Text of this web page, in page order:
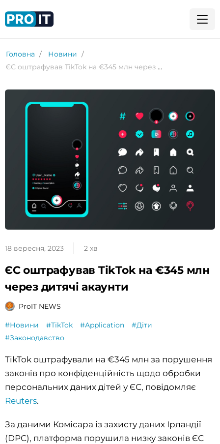
Головна
Новини
ЄС оштрафував TikTok на €345 млн через дитячі акаунти
18 вересня, 2023 2 хв
ЄС оштрафував TikTok на €345 млн
через дитячі акаунти
ProIT NEWS
#Новини #TikTok #Application
#Діти
#Законодавство
TikTok оштрафували на €345 млн за порушення
законів про конфіденційність щодо обробки
персональних даних дітей у ЄС, повідомляє
Reuters.
За даними Комісара із захисту даних Ірландії
(DPC), платформа порушила низку законів ЄС